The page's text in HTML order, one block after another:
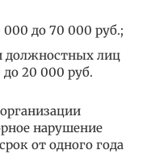
до 70 000 руб.;
должностных лиц
20 000 руб.
нарушение
от одного года